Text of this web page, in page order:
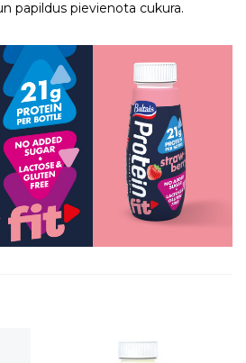
papildus pievienota cukura.